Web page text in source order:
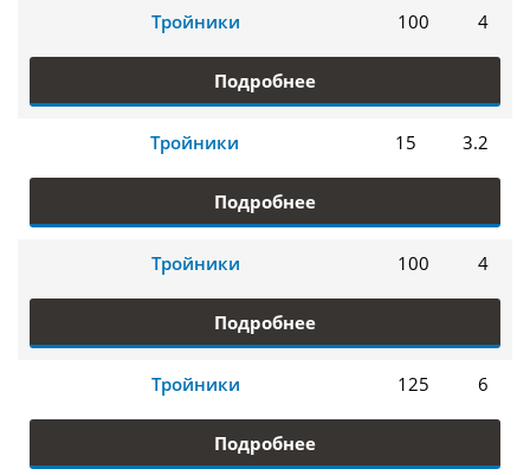
Тройники 100 4
Подробнее
Тройники 15 3.2
Подробнее
Тройники 100 4
Подробнее
Тройники 125 6
Подробнее